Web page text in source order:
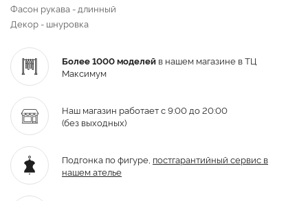
Фасон рукава - длинный
Декор - шнуровка
Более 1000 моделей в нашем магазине в ТЦ
Максимум
Наш магазин работает с 9:00 до 20:00
(без выходных)
Подгонка по фигуре, постгарантийный сервис в
нашем ателье